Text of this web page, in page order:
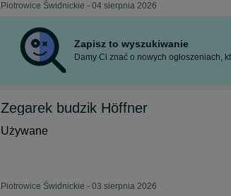
Piotrowice Świdnickie - 04 sierpnia 2026
Zapisz to wyszukiwanie
Damy Ci znać o nowych ogłoszeniach,
Zegarek budzik Höffner
Używane
Piotrowice Świdnickie - 03 sierpnia 2026